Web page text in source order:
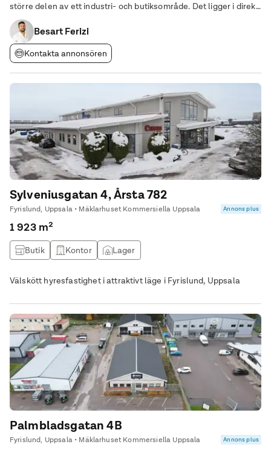
större delen av ett industri- och butiksområde. Det ligger i direkt
anslutning till väg 255 som ansluter till E4 och riksväg 55 på ett
par
Besart Ferizi
Kontakta annonsören
Sylveniusgatan 4, Årsta 782
Fyrislund, Uppsala • Mäklarhuset Kommersiella Uppsala Annons plus
1 923 m²
Butik Kontor Lager
Välskött hyresfastighet i attraktivt läge i Fyrislund, Uppsala
Palmbladsgatan 4B
Fyrislund, Uppsala • Mäklarhuset Kommersiella Uppsala Annons plus